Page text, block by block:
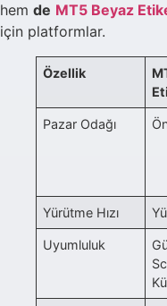
hem de MT5 Beyaz
için platformlar.
Özellik
Pazar Odağı
Yürütme Hızı
Uyumluluk